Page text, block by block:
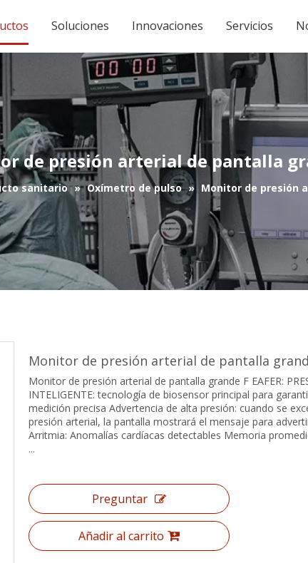
Soluciones Innovaciones Servicios
de presión arterial de pantalla
sanitario » Oxímetro de pulso » Monitor de presión
Monitor de presión arterial de pantalla
Monitor de presión arterial de pantalla grande F EAFER:
INTELIGENTE: tecnología de biosensor principal para
medición precisa Advertencia de alta presión: cuando se
presión arterial, la pantalla mostrará el mensaje para
Arritmia: Anomalías cardíacas detectables Memoria
...
Preguntar
Añadir al carrito